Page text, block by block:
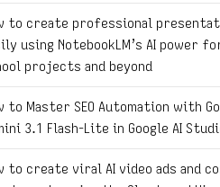
to create professional
using NotebookLM’s AI power
projects and beyond
to Master SEO Automation with
3.1 Flash-Lite in Google AI
to create viral AI video ads and